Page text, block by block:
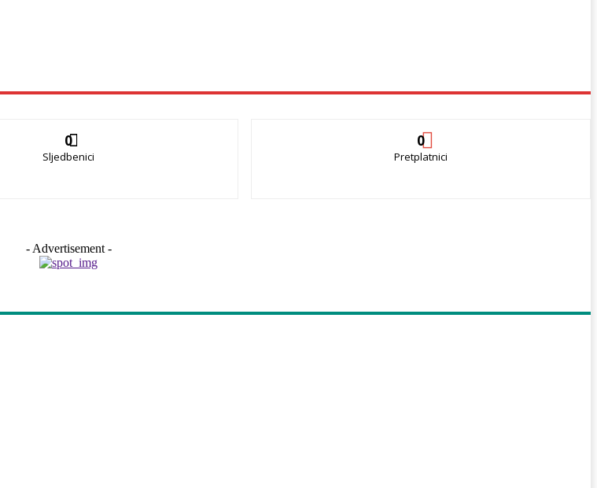
0
Sljedbenici
0
Pretplatnici
- Advertisement -